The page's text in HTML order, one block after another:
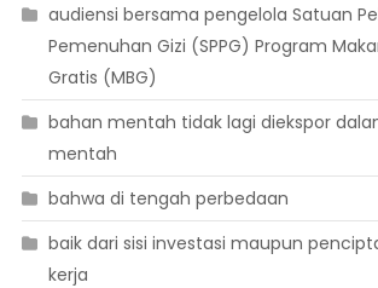
audiensi bersama pengelola Satuan
Pemenuhan Gizi (SPPG) Program
Gratis (MBG)
bahan mentah tidak lagi diekspor
mentah
bahwa di tengah perbedaan
baik dari sisi investasi maupun
kerja